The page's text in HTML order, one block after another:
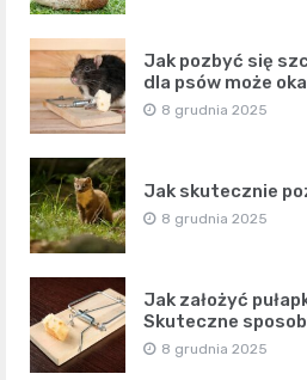
Jak pozbyć się
dla psów może
8 grudnia 2025
Jak skutecznie
8 grudnia 2025
Jak założyć
Skuteczne
8 grudnia 2025